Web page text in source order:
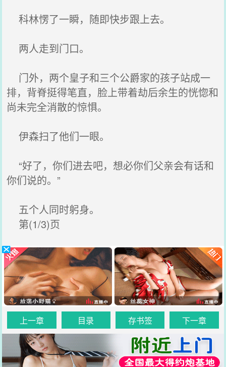
科林愣了一瞬，随即快步跟上去。
两人走到门口。
门外，两个皇子和三个公爵家的孩子站成一
排，背脊挺得笔直，脸上带着劫后余生的恍惚和
尚未完全消散的惊惧。
伊森扫了他们一眼。
“好了，你们进去吧，想必你们父亲会有话和
你们说的。”
五个人同时躬身。
第(1/3)页
上一章 目录 存书签 下一章